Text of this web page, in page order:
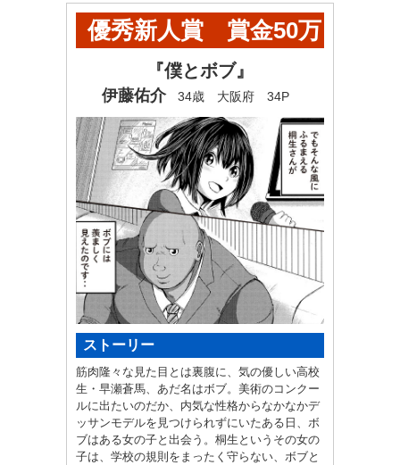
優秀新人賞 賞金50万
円+ヤンマガ奨学金60
万円
『僕とボブ』
伊藤佑介 34歳 大阪府 34P
ストーリー
筋肉隆々な見た目とは裏腹に、気の優しい高校
生・早瀬蒼馬、あだ名はボブ。美術のコンクー
ルに出たいのだか、内気な性格からなかなかデ
ッサンモデルを見つけられずにいたある日、ボ
ブはある女の子と出会う。桐生というその女の
子は、学校の規則をまったく守らない、ボブと